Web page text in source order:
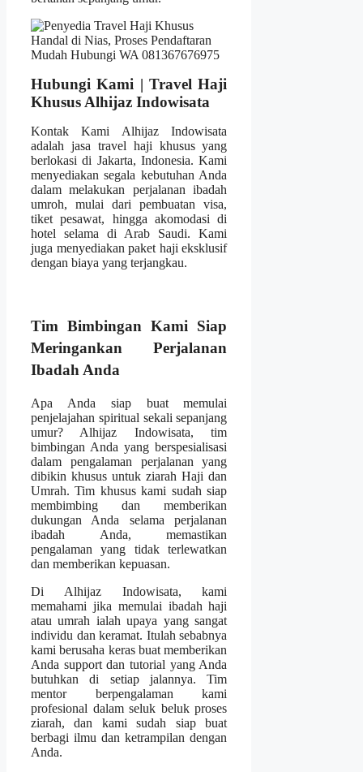
Hubungi Kami | Travel Haji
Khusus Alhijaz Indowisata
Kontak Kami Alhijaz Indowisata
adalah jasa travel haji khusus yang
berlokasi di Jakarta, Indonesia. Kami
menyediakan segala kebutuhan Anda
dalam melakukan perjalanan ibadah
umroh, mulai dari pembuatan visa,
tiket pesawat, hingga akomodasi di
hotel selama di Arab Saudi. Kami
juga menyediakan paket haji eksklusif
dengan biaya yang terjangkau.
Tim Bimbingan Kami Siap
Meringankan Perjalanan
Ibadah Anda
Apa Anda siap buat memulai
penjelajahan spiritual sekali sepanjang
umur? Alhijaz Indowisata, tim
bimbingan Anda yang berspesialisasi
dalam pengalaman perjalanan yang
dibikin khusus untuk ziarah Haji dan
Umrah. Tim khusus kami sudah siap
membimbing dan memberikan
dukungan Anda selama perjalanan
ibadah Anda, memastikan
pengalaman yang tidak terlewatkan
dan memberikan kepuasan.
Di Alhijaz Indowisata, kami
memahami jika memulai ibadah haji
atau umrah ialah upaya yang sangat
individu dan keramat. Itulah sebabnya
kami berusaha keras buat memberikan
Anda support dan tutorial yang Anda
butuhkan di setiap jalannya. Tim
mentor berpengalaman kami
profesional dalam seluk beluk proses
ziarah, dan kami sudah siap buat
berbagi ilmu dan ketrampilan dengan
Anda.